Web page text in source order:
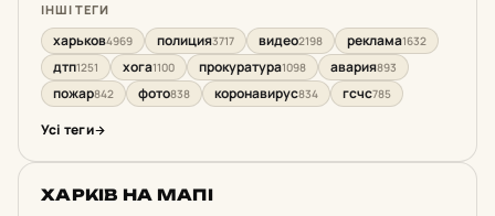
ІНШІ ТЕГИ
харьков4969 полиция3717 видео2198 реклама1632
дтп1251 хога1100 прокуратура1098 авария893
пожар842 фото838 коронавирус834 гсчс785
Усі теги
ХАРКІВ НА МАПІ